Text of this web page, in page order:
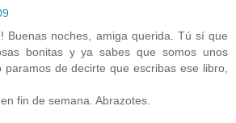
Buenas noches, amiga querida. Tú sí que
bonitas y ya sabes que somos unos
paramos de decirte que escribas ese libro,
fin de semana. Abrazotes.